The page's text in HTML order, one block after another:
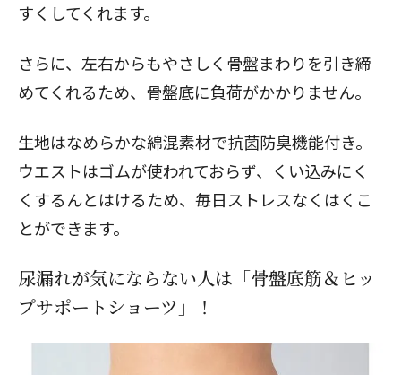
すくしてくれます。
さらに、左右からもやさしく骨盤まわりを引き締
めてくれるため、骨盤底に負荷がかかりません。
生地はなめらかな綿混素材で抗菌防臭機能付き。
ウエストはゴムが使われておらず、くい込みにく
くするんとはけるため、毎日ストレスなくはくこ
とができます。
尿漏れが気にならない人は「骨盤底筋＆ヒッ
プサポートショーツ」！